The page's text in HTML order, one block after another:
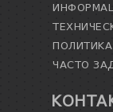
ЧАСТО